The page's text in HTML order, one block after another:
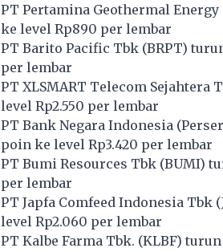
PT Pertamina Geothermal Energy
ke level Rp890 per lembar
PT Barito Pacific Tbk (BRPT)
per lembar
PT XLSMART Telecom Sejahtera
level Rp2.550 per lembar
PT Bank Negara Indonesia
poin ke level Rp3.420 per lembar
PT Bumi Resources Tbk (BUMI)
per lembar
PT Japfa Comfeed Indonesia Tbk (
level Rp2.060 per lembar
PT Kalbe Farma Tbk. (KLBF) turun